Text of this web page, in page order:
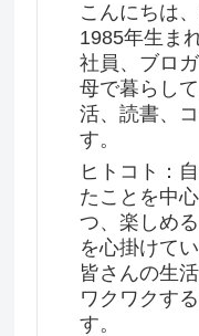
こんにちは
1985年生ま
社員、ブロ
母で暮らし
活、読書、
す。
ヒトコト：
たことを中
つ、楽しめ
を心掛けてい
皆さんの生
ワクワクす
す。